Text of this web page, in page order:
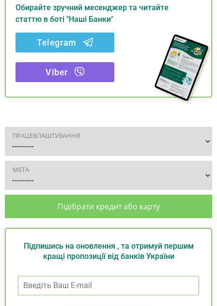
Обирайте зручний месенджер та читайте
статтю в боті "Наші Банки"
Telegram
Viber
ПРАЦЕВЛАШТУВАННЯ
МЕТА
Підібрати кредит або карту
Підпишись на оновлення , та отримуй першим
кращі пропозиції від банків України